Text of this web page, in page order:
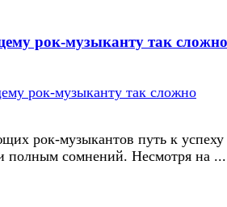
рок-музыканту так сложно
рок-музыкантов путь к успеху
полным сомнений. Несмотря на ...